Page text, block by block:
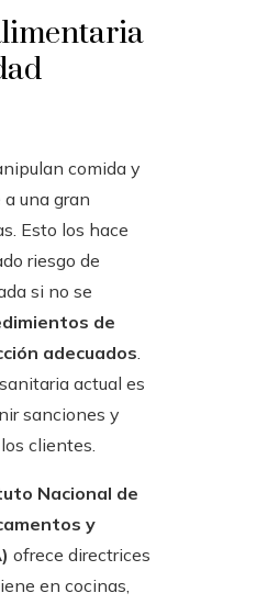
comida y
una gran
Esto los hace
riesgo de
si no se
de
adecuados.
actual es
sanciones y
clientes.
Nacional de
y
ofrece directrices
en cocinas,